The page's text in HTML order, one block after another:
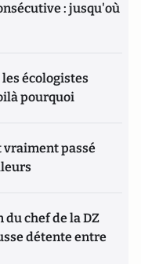
: jusqu'où
écologistes
pourquoi
vraiment passé
chef de la DZ
détente entre